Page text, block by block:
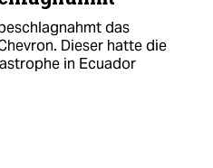
das
Dieser hatte die
in Ecuador